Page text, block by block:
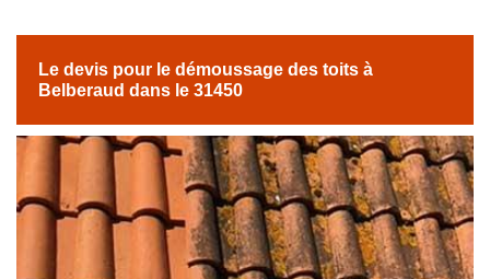
Le devis pour le démoussage des toits à
Belberaud dans le 31450